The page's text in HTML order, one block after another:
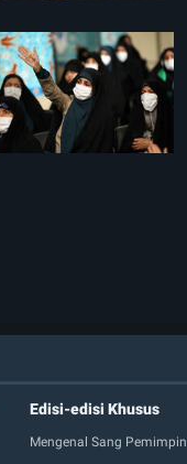
Edisi-edisi Khusus
Mengenal Sang Pemimpin